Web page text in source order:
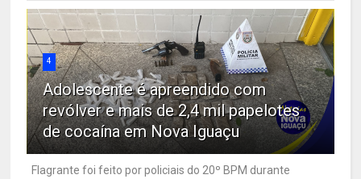
4
Adolescente é apreendido com
revólver e mais de 2,4 mil papelotes
de cocaína em Nova Iguaçu
Flagrante foi feito por policiais do 20º BPM durante